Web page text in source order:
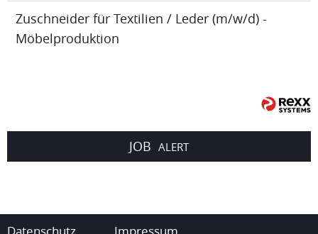
Zuschneider für Textilien / Leder (m/w/d) -
Möbelproduktion
JOB ALERT